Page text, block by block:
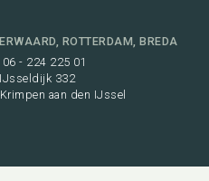
ROTTERDAM, BREDA
06 - 224 225 01
IJsseldijk 332
aan den IJssel